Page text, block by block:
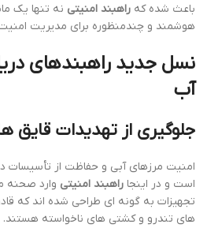
باعث شده که راهبند امنیتی نه تنها یک
هوشمند و چندمنظوره برای مدیریت
نسل جدید راهبندهای
آب
جلوگیری از تهدیدات قایق
امنیت مرزهای آبی و حفاظت از تأسیسات
است و در اینجا راهبند امنیتی وارد صحنه
تجهیزات به گونه ای طراحی شده اند که
های تندرو و کشتی های ناخواسته هستند.